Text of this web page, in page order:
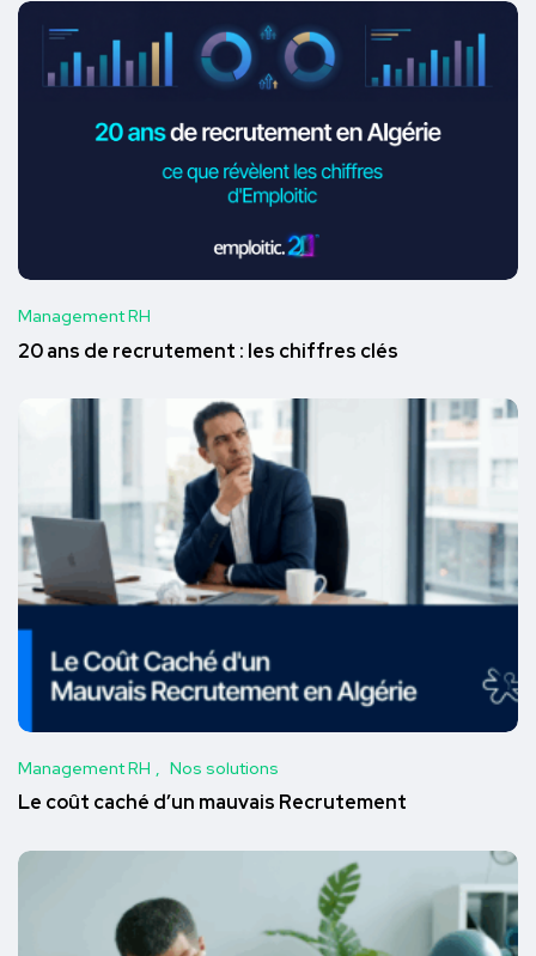
Management RH
20 ans de recrutement : les chiffres clés
Management RH Nos solutions
Le coût caché d’un mauvais Recrutement